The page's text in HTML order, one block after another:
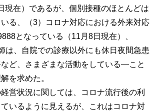
現在）であるが、個別接種のほとんどは
る、（3）コロナ対応における外来対応
となっている（11月8日現在）、
は、自院での診療以外にも休日夜間急患
ど、さまざまな活動をしている―こと
を求めた。
営状況に関しては、コロナ流行後の利
いるように見えるが、これはコロナ対